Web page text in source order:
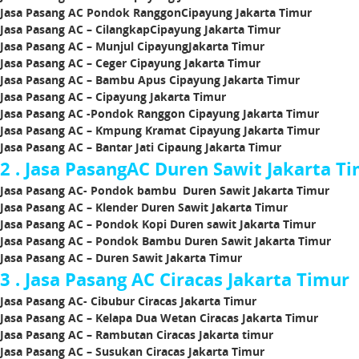
Jasa Pasang AC Pondok RanggonCipayung Jakarta Timur
Jasa Pasang AC – CilangkapCipayung Jakarta Timur
Jasa Pasang AC – Munjul CipayungJakarta Timur
Jasa Pasang AC – Ceger Cipayung Jakarta Timur
Jasa Pasang AC – Bambu Apus Cipayung Jakarta Timur
Jasa Pasang AC – Cipayung Jakarta Timur
Jasa Pasang AC -Pondok Ranggon Cipayung Jakarta Timur
Jasa Pasang AC – Kmpung Kramat Cipayung Jakarta Timur
Jasa Pasang AC – Bantar Jati Cipaung Jakarta Timur
2 . Jasa PasangAC Duren Sawit Jakarta
Jasa Pasang AC- Pondok bambu Duren Sawit Jakarta Timur
Jasa Pasang AC – Klender Duren Sawit Jakarta Timur
Jasa Pasang AC – Pondok Kopi Duren sawit Jakarta Timur
Jasa Pasang AC – Pondok Bambu Duren Sawit Jakarta Timur
Jasa Pasang AC – Duren Sawit Jakarta Timur
3 . Jasa Pasang AC Ciracas Jakarta Timur
Jasa Pasang AC- Cibubur Ciracas Jakarta Timur
Jasa Pasang AC – Kelapa Dua Wetan Ciracas Jakarta Timur
Jasa Pasang AC – Rambutan Ciracas Jakarta timur
Jasa Pasang AC – Susukan Ciracas Jakarta Timur